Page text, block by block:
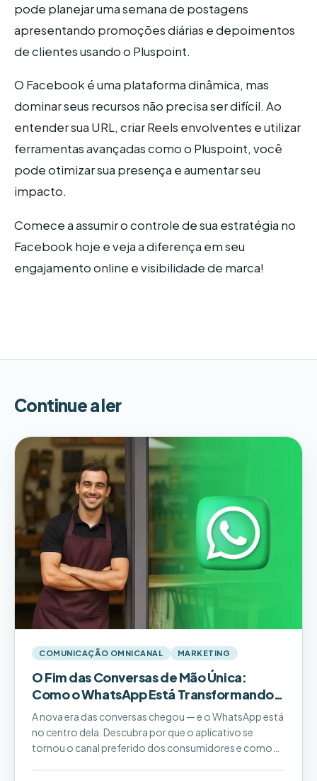
pode planejar uma semana de postagens
apresentando promoções diárias e depoimentos
de clientes usando o Pluspoint.
O Facebook é uma plataforma dinâmica, mas
dominar seus recursos não precisa ser difícil. Ao
entender sua URL, criar Reels envolventes e utilizar
ferramentas avançadas como o Pluspoint, você
pode otimizar sua presença e aumentar seu
impacto.
Comece a assumir o controle de sua estratégia no
Facebook hoje e veja a diferença em seu
engajamento online e visibilidade de marca!
Continue a ler
COMUNICAÇÃO OMNICANAL MARKETING
O Fim das Conversas de Mão Única:
Como o WhatsApp Está Transformando
as Marcas
A nova era das conversas chegou — e o WhatsApp está
no centro dela. Descubra por que o aplicativo se
tornou o canal preferido dos consumidores e como